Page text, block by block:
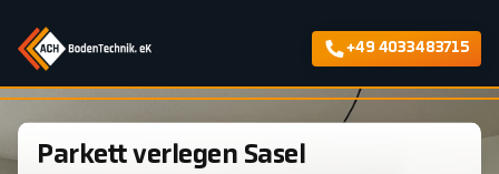
+49 4033483715
Parkett verlegen Sasel